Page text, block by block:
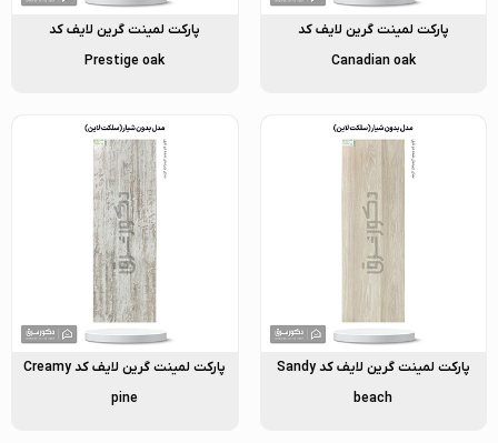
پارکت لمینت گرین لایف کد
Canadian oak
پارکت لمینت گرین لایف کد
Prestige oak
پارکت لمینت گرین لایف کد Sandy
beach
پارکت لمینت گرین لایف کد Creamy
pine